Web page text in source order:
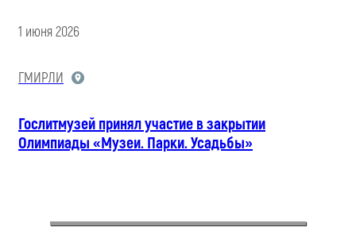
1 июня 2026
ГМИРЛИ
Гослитмузей принял участие в закрытии
Олимпиады «Музеи. Парки. Усадьбы»